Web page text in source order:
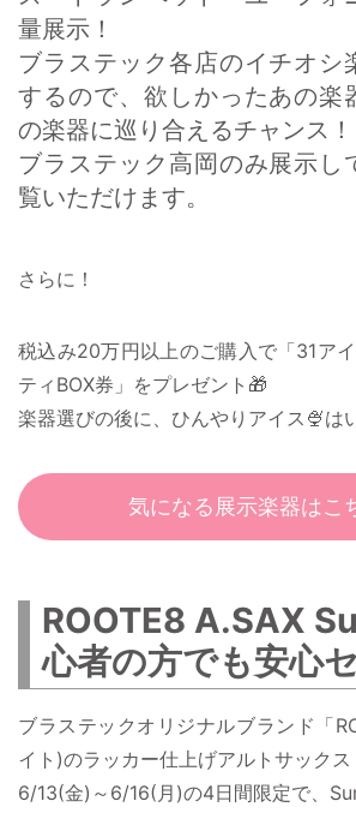
量展示！
ブラステック各店のイチオシ
するので、欲しかったあの楽
の楽器に巡り合えるチャンス！
ブラステック高岡のみ展示し
覧いただけます。
さらに！
税込み20万円以上のご購入で「31ア
ティBOX券」をプレゼント🎁
楽器選びの後に、ひんやりアイス🍨は
気になる展示楽器はこ
ROOTE8 A.SAX
心者の方でも安心
ブラステックオリジナルブランド「
イト)のラッカー仕上げアルトサックス
6/13(金)～6/16(月)の4日間限定で、